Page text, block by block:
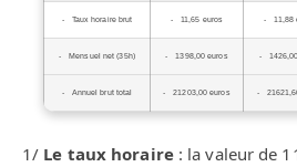
Taux horaire brut 11,65 euros 11,88
Mensuel net (35h) 1398,00 euros
Annuel brut total 21203,00 euros
1/ Le taux horaire: la valeur de